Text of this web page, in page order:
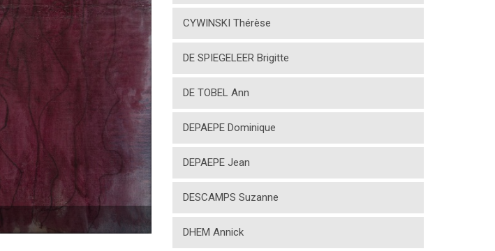
CYWINSKI Thérèse
DE SPIEGELEER Brigitte
DE TOBEL Ann
DEPAEPE Dominique
DEPAEPE Jean
DESCAMPS Suzanne
DHEM Annick